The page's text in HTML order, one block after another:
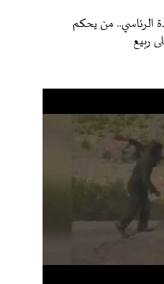
الرئاسي.. من يحكم
ربيع